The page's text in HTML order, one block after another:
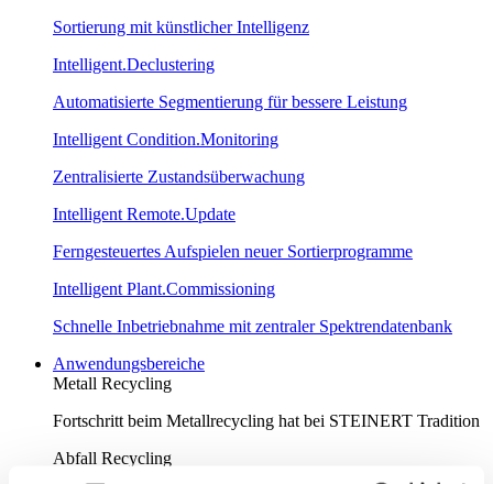
Sortierung mit künstlicher Intelligenz
Intelligent.Declustering
Automatisierte Segmentierung für bessere Leistung
Intelligent Condition.Monitoring
Zentralisierte Zustandsüberwachung
Intelligent Remote.Update
Ferngesteuertes Aufspielen neuer Sortierprogramme
Intelligent Plant.Commissioning
Schnelle Inbetriebnahme mit zentraler Spektrendatenbank
Anwendungsbereiche
Metall Recycling
Fortschritt beim Metallrecycling hat bei STEINERT Tradition
Abfall Recycling